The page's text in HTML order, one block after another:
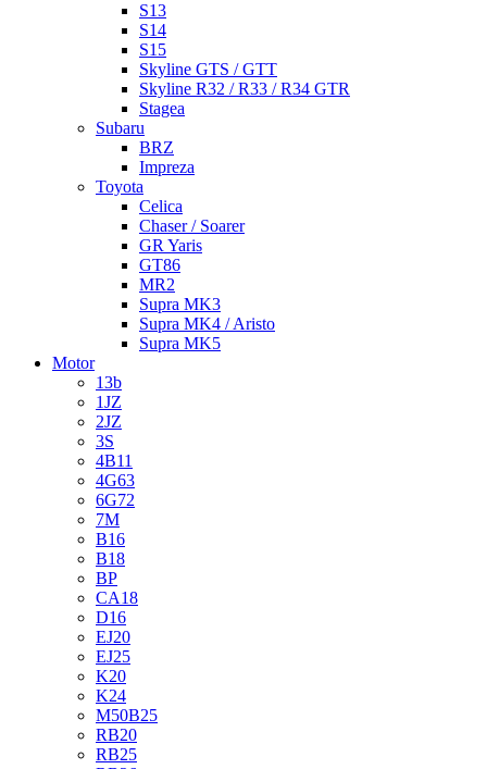
S13
S14
S15
Skyline GTS / GTT
Skyline R32 / R33 / R34 GTR
Stagea
Subaru
BRZ
Impreza
Toyota
Celica
Chaser / Soarer
GR Yaris
GT86
MR2
Supra MK3
Supra MK4 / Aristo
Supra MK5
Motor
13b
1JZ
2JZ
3S
4B11
4G63
6G72
7M
B16
B18
BP
CA18
D16
EJ20
EJ25
K20
K24
M50B25
RB20
RB25